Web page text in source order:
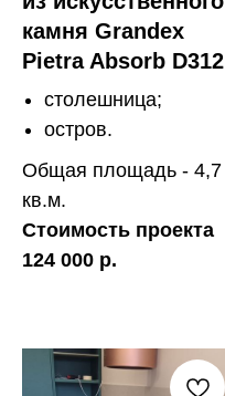
камня Grandex
Pietra Absorb D312
столешница;
остров.
Общая площадь - 4,7
кв.м.
Стоимость проекта
124 000 р.